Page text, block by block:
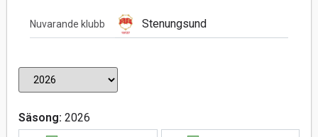
Nuvarande klubb Stenungsund
Säsong: 2026